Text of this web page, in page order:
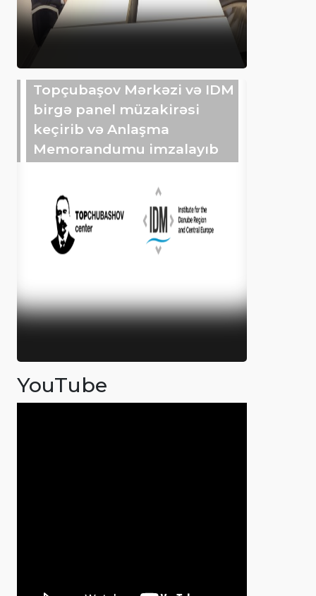
Topçubaşov Mərkəzi və IDM
birgə panel müzakirəsi
keçirib və Anlaşma
Memorandumu imzalayıb
YouTube